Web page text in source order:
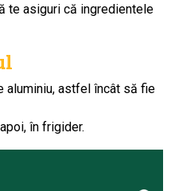
te asiguri că ingredientele
aluminiu, astfel încât să fie
în frigider.